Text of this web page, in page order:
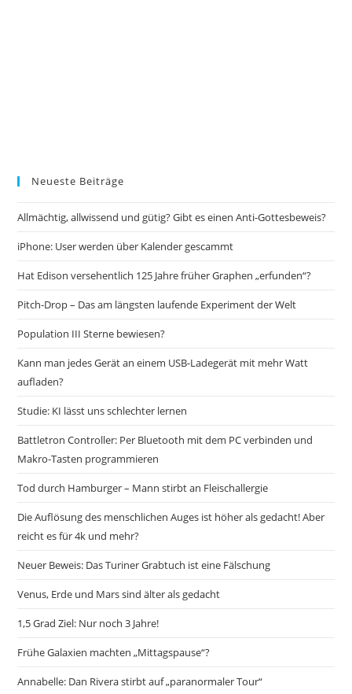
Neueste Beiträge
Allmächtig, allwissend und gütig? Gibt es einen Anti-Gottesbeweis?
iPhone: User werden über Kalender gescammt
Hat Edison versehentlich 125 Jahre früher Graphen „erfunden“?
Pitch-Drop – Das am längsten laufende Experiment der Welt
Population III Sterne bewiesen?
Kann man jedes Gerät an einem USB-Ladegerät mit mehr Watt
aufladen?
Studie: KI lässt uns schlechter lernen
Battletron Controller: Per Bluetooth mit dem PC verbinden und
Makro-Tasten programmieren
Tod durch Hamburger – Mann stirbt an Fleischallergie
Die Auflösung des menschlichen Auges ist höher als gedacht! Aber
reicht es für 4k und mehr?
Neuer Beweis: Das Turiner Grabtuch ist eine Fälschung
Venus, Erde und Mars sind älter als gedacht
1,5 Grad Ziel: Nur noch 3 Jahre!
Frühe Galaxien machten „Mittagspause“?
Annabelle: Dan Rivera stirbt auf „paranormaler Tour“